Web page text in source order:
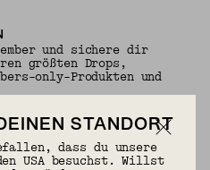
und sichere dir
größten Drops,
only-Produkten und
STANDORT
dass du unsere
USA besuchst. Willst